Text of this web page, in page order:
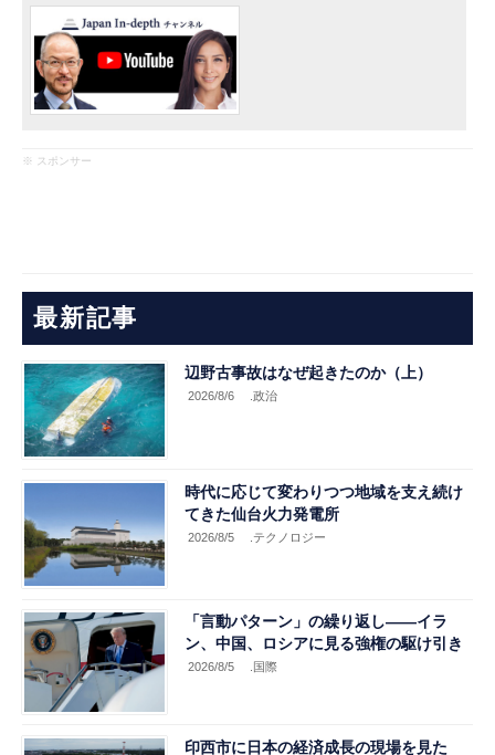
※ スポンサー
最新記事
辺野古事故はなぜ起きたのか（上）
2026/8/6 .政治
時代に応じて変わりつつ地域を支え続け
てきた仙台火力発電所
2026/8/5 .テクノロジー
「言動パターン」の繰り返し――イラ
ン、中国、ロシアに見る強権の駆け引き
2026/8/5 .国際
印西市に日本の経済成長の現場を見た